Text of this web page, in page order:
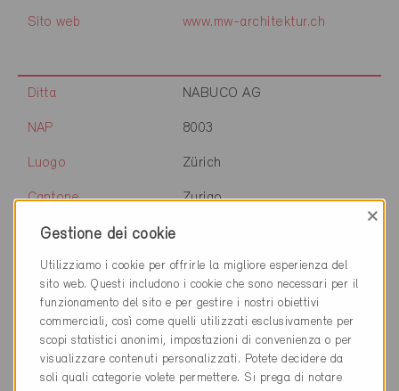
Sito web www.mw-architektur.ch
Ditta NABUCO AG
NAP 8003
Luogo Zürich
Cantone Zurigo
Sito web
Ditta Nature Holzbau AG
NAP 9443
Luogo Widnau
Gestione dei cookie
×
Utilizziamo i cookie per offrirle la migliore esperienza del
sito web. Questi includono i cookie che sono necessari per il
funzionamento del sito e per gestire i nostri obiettivi
commerciali, così come quelli utilizzati esclusivamente per
scopi statistici anonimi, impostazioni di convenienza o per
visualizzare contenuti personalizzati. Potete decidere da
soli quali categorie volete permettere. Si prega di notare